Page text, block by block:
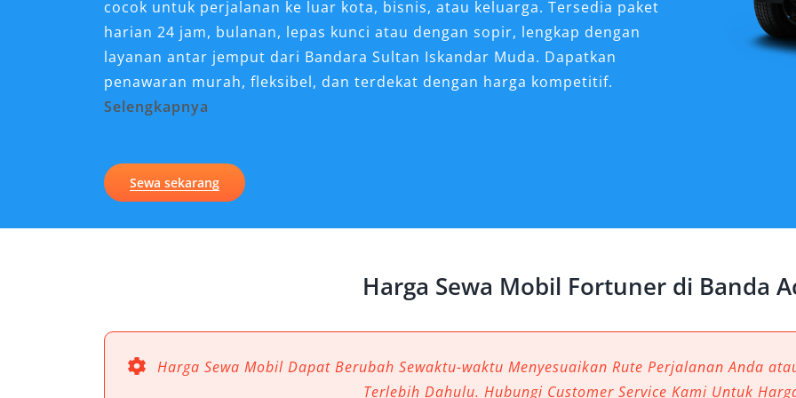
cocok untuk perjalanan ke luar kota, bisnis, atau keluarga. Tersedia paket
harian 24 jam, bulanan, lepas kunci atau dengan sopir, lengkap dengan
layanan antar jemput dari Bandara Sultan Iskandar Muda. Dapatkan
penawaran murah, fleksibel, dan terdekat dengan harga kompetitif.
Selengkapnya
untuk Perjalanan di Banda Aceh?
yang membutuhkan mobilitas tinggi, memilih kendaraan yang tangguh
Fortuner Banda Aceh menjadi solusi yang sangat dibutuhkan—bukan hanya
karena tampilannya yang mewah, tetapi juga karena ketangguhan dan
fungsionalitasnya di berbagai medan.
Sewa sekarang
Harga Sewa Mobil Fortuner di Banda
Harga Sewa Mobil Dapat Berubah Sewaktu-waktu Menyesuaikan Rute Perjalanan Anda
Terlebih Dahulu. Hubungi Customer Service Kami Untuk